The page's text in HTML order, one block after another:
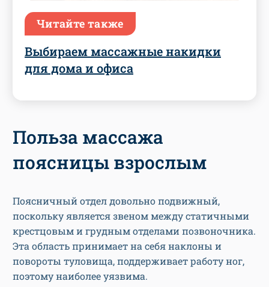
Читайте также
Выбираем массажные накидки
для дома и офиса
Польза массажа
поясницы взрослым
Поясничный отдел довольно подвижный,
поскольку является звеном между статичными
крестцовым и грудным отделами позвоночника.
Эта область принимает на себя наклоны и
повороты туловища, поддерживает работу ног,
поэтому наиболее уязвима.